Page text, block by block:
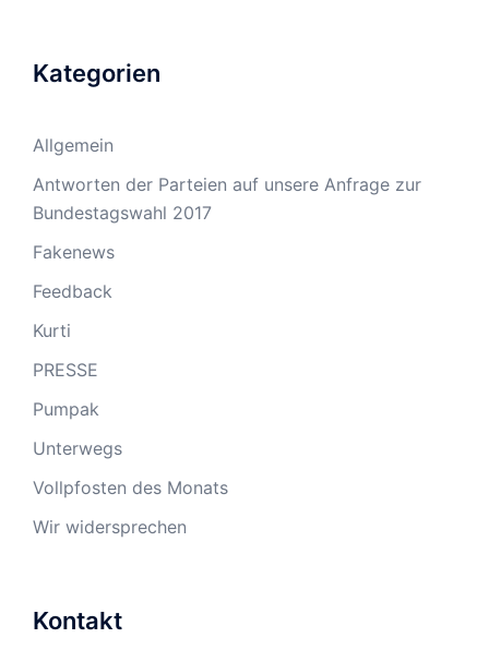
Kategorien
Allgemein
Antworten der Parteien auf unsere Anfrage zur
Bundestagswahl 2017
Fakenews
Feedback
Kurti
PRESSE
Pumpak
Unterwegs
Vollpfosten des Monats
Wir widersprechen
Kontakt